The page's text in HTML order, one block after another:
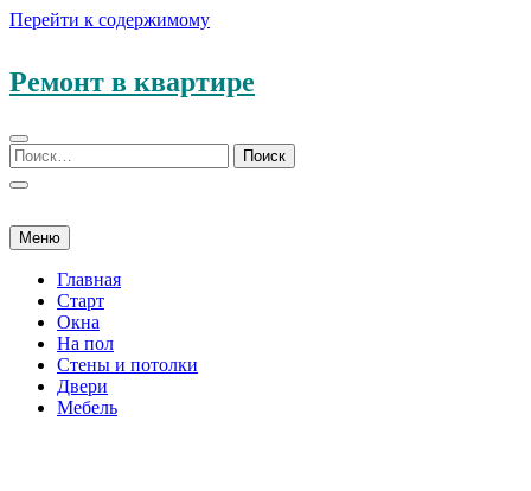
Перейти к содержимому
Ремонт в квартире
Меню
Главная
Старт
Окна
На пол
Стены и потолки
Двери
Мебель